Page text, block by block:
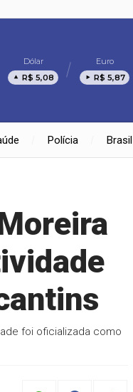
Dólar
R$ 5,08
Euro
R$ 5,87
Polícia Brasil
foi oficializada como